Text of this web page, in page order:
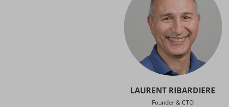
LAURENT RIBARDIERE
Founder & CTO